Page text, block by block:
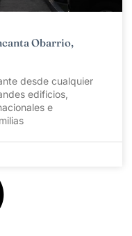
Obarrio,
desde cualquier
edificios,
e